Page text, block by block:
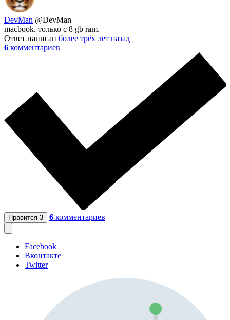
DevMan @DevMan
macbook. только с 8 gb ram.
Ответ написан более трёх лет назад
6 комментариев
Нравится 3 6 комментариев
Facebook
Вконтакте
Twitter